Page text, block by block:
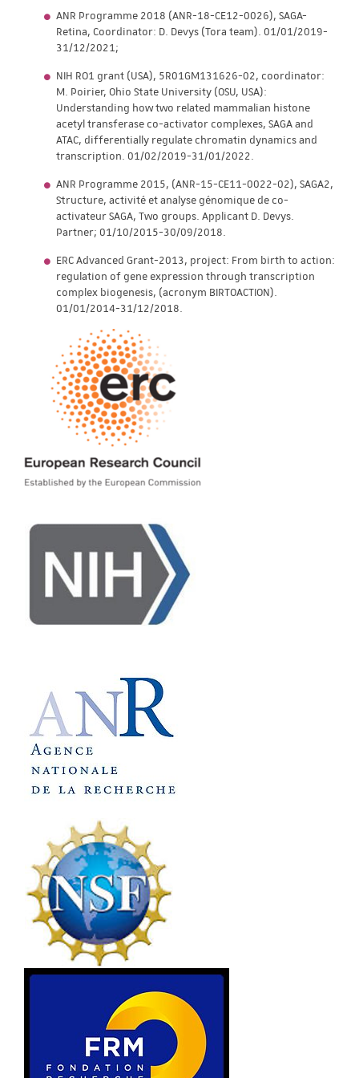
ANR Programme 2018 (ANR-18-CE12-0026), SAGA-
Retina, Coordinator: D. Devys (Tora team). 01/01/2019-
31/12/2021;
NIH RO1 grant (USA), 5R01GM131626-02, coordinator:
M. Poirier, Ohio State University (OSU, USA):
Understanding how two related mammalian histone
acetyl transferase co-activator complexes, SAGA and
ATAC, differentially regulate chromatin dynamics and
transcription. 01/02/2019-31/01/2022.
ANR Programme 2015, (ANR-15-CE11-0022-02), SAGA2,
Structure, activité et analyse génomique de co-
activateur SAGA, Two groups. Applicant D. Devys.
Partner; 01/10/2015-30/09/2018.
ERC Advanced Grant-2013, project: From birth to action:
regulation of gene expression through transcription
complex biogenesis, (acronym BIRTOACTION).
01/01/2014-31/12/2018.